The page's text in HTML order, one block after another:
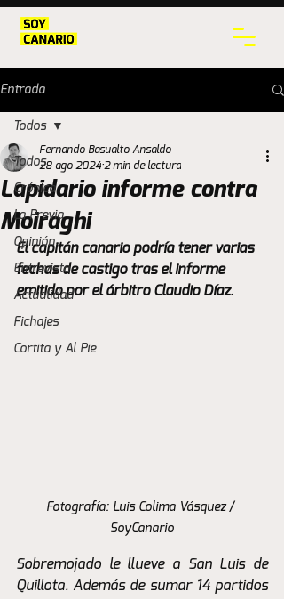
Entrada
Todos
Crónica
La Previa
Opinión
Entrevista
Actualidad
Fichajes
Cortita y Al Pie
Todos
Lapidario informe contra
Moiraghi
Fernando Basualto Ansaldo
28 ago 2024 2 min de lectura
El capitán canario podría tener varias
fechas de castigo tras el informe
emitido por el árbitro Claudio Díaz.
Fotografía: Luis Colima Vásquez /
SoyCanario
Sobremojado le llueve a San Luis de
Quillota. Además de sumar 14 partidos